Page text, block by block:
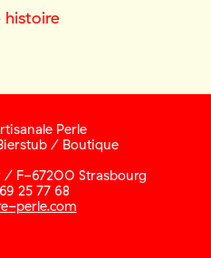
histoire
Perle
/ Boutique
/ F-67200 Strasbourg
25 77 68
perle.com